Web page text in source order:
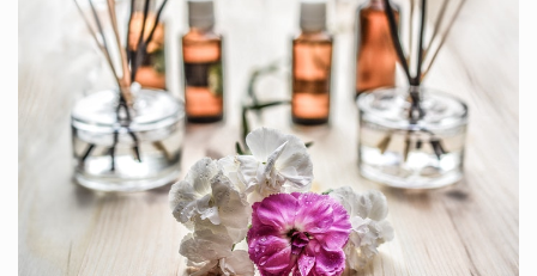
Når det kommer til sundhed og velvære, er der konstante strømme af nye trends og…